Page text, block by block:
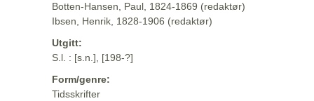
Botten-Hansen, Paul, 1824-1869 (redaktør)
Ibsen, Henrik, 1828-1906 (redaktør)
Utgitt:
S.l. : [s.n.], [198-?]
Form/genre:
Tidsskrifter